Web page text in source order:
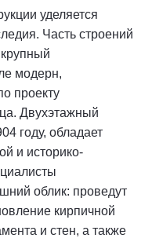
уделяется
Часть строений
модерн,
проекту
Двухэтажный
году, обладает
и историко-
облик: проведут
кирпичной
и стен, а также